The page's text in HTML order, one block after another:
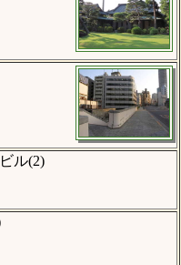
ル(2)